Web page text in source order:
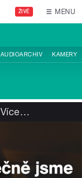
ŽIVĚ MENU
AUDIOARCHIV KAMERY
Více…